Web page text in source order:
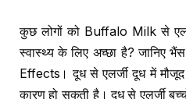
कुछ लोगों को Buffalo Milk से
स्वास्थ्य के लिए अच्छा है?
Effects। दूध से एलर्जी दूध में
कारण हो सकती है। दूध से एलर्जी